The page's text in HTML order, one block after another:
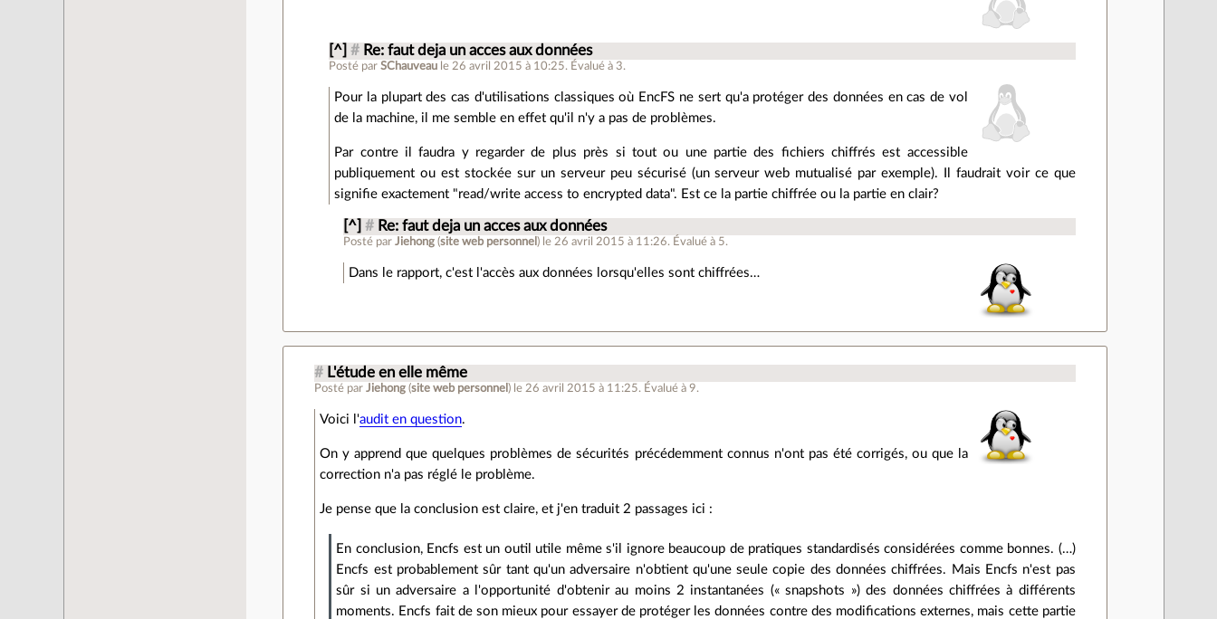
[^] # Re: faut deja un acces aux données
Posté parSChauveau le 26 avril 2015 à 10:25. Évalué à 3.
Pour la plupart des cas d'utilisations classiques où EncFS ne sert qu'a protéger des données en cas de vol
de la machine, il me semble en effet qu'il n'y a pas de problèmes.
Par contre il faudra y regarder de plus près si tout ou une partie des fichiers chiffrés est accessible
publiquement ou est stockée sur un serveur peu sécurisé (un serveur web mutualisé par exemple). Il faudrait voir ce que
signifie exactement "read/write access to encrypted data". Est ce la partie chiffrée ou la partie en clair?
[^] # Re: faut deja un acces aux données
Posté parJiehong (site web personnel ) le 26 avril 2015 à 11:26. Évalué à 5.
Dans le rapport, c'est l'accès aux données lorsqu'elles sont chiffrées…
# L'étude en elle même
Posté parJiehong (site web personnel ) le 26 avril 2015 à 11:25. Évalué à9.
Voici l'audit en question.
On y apprend que quelques problèmes de sécurités précédemment connus n'ont pas été corrigés, ou que la
correction n'a pas réglé le problème.
Je pense que la conclusion est claire, et j'en traduit 2 passages ici :
En conclusion, Encfs est un outil utile même s'il ignore beaucoup de pratiques standardisés considérées comme bonnes. (…)
Encfs est probablement sûr tant qu'un adversaire n'obtient qu'une seule copie des données chiffrées. Mais Encfs n'est pas
sûr si un adversaire a l'opportunité d'obtenir au moins 2 instantanées (« snapshots ») des données chiffrées à différents
moments. Encfs fait de son mieux pour essayer de protéger les données contre des modifications externes, mais cette partie